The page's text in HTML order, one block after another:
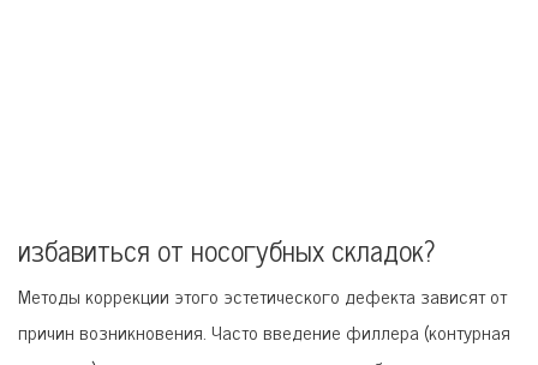
избавиться от носогубных складок?
Методы коррекции этого эстетического дефекта зависят от
причин возникновения. Часто введение филлера (контурная